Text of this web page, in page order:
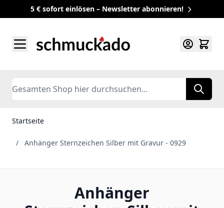
5 € sofort einlösen – Newsletter abonnieren!
Search
Startseite
/ Anhänger Sternzeichen Silber mit Gravur - 0929
Anhänger